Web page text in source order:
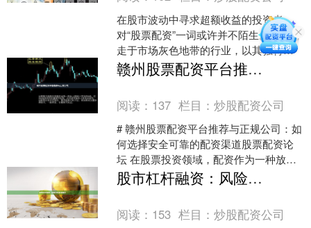
在股市波动中寻求超额收益的投资者，
对“股票配资”一词或许并不陌生。这个游
走于市场灰色地带的行业，以其独特的
资金杠杆模式，吸引着众多渴望放大收
益的投资者，同时也伴....
赣州股票配资平台推荐与正规公司
阅读： 137 栏目：炒股配资公司
# 赣州股票配资平台推荐与正规公司：如
何选择安全可靠的配资渠道股票配资论
坛 在股票投资领域，配资作为一种放大
资金的操作方式，受到不少投资者的关
注。对于赣州的投资....
股市杠杆融资：风险与收益全解析
阅读： 153 栏目：炒股配资公司